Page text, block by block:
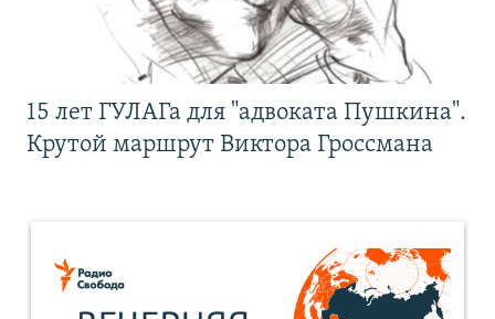
15 лет ГУЛАГа для "адвоката Пушкина".
Крутой маршрут Виктора Гроссмана